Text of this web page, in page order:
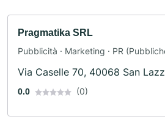
Pragmatika SRL
Pubblicità · Marketing · PR
Via Caselle 70, 40068 San
0.0 (0)